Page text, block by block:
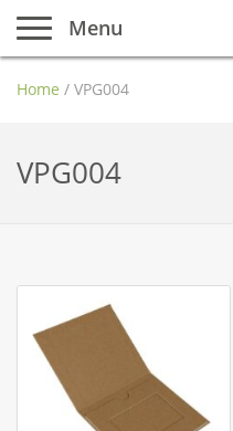
Menu
Home / VPG004
VPG004